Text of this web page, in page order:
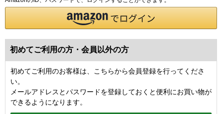
初めてご利用の方・会員以外の方
初めてご利用のお客様は、こちらから会員登録を行ってくださ
い。
メールアドレスとパスワードを登録しておくと便利にお買い物が
できるようになります。